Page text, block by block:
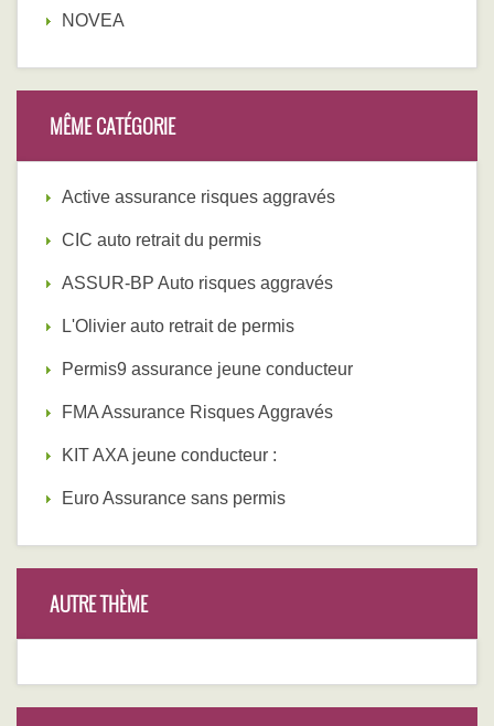
NOVEA
MÊME CATÉGORIE
Active assurance risques aggravés
CIC auto retrait du permis
ASSUR-BP Auto risques aggravés
L'Olivier auto retrait de permis
Permis9 assurance jeune conducteur
FMA Assurance Risques Aggravés
KIT AXA jeune conducteur :
Euro Assurance sans permis
AUTRE THÈME